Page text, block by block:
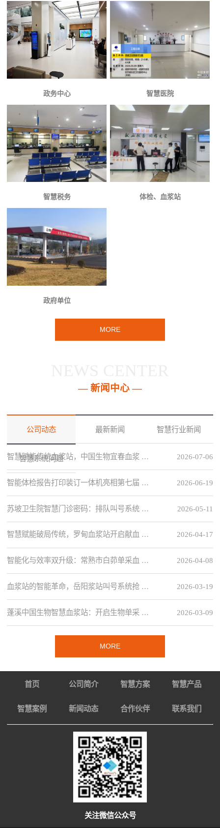
政务中心 智慧医院
智慧税务 体检、血浆站
政府单位
MORE
— 新闻中心 —
公司动态 最新新闻 智慧行业新闻
智慧系统问题 2026-07-06
智慧赋能传统血浆站，中国生物宜春血浆 …
2026-06-19
智能体检报告打印装订一体机亮相第七届 …
2026-05-11
苏坡卫生院智慧门诊密码：排队叫号系统 …
2026-04-17
智慧赋能破局传统，罗甸血浆站开启献血 …
2026-04-08
智能化与效率双升级：常熟市白茆单采血 …
2026-03-19
血浆站的智能革命，岳阳浆站叫号系统抢 …
2026-03-09
蓬溪中国生物智慧血浆站：开启生物单采 …
MORE
首页 公司简介 智慧方案 智慧产品
智慧案例 新闻动态 合作伙伴 联系我们
关注微信公众号